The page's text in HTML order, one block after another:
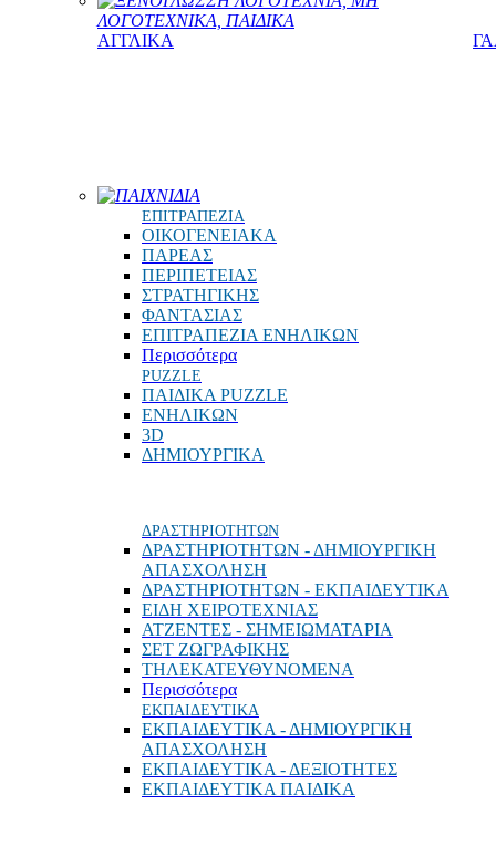
ΛΟΓΟΤΕΧΝΙΚΑ, ΠΑΙΔΙΚΑ
ΑΓΓΛΙΚΑ
ΠΑΙΧΝΙΔΙΑ
ΕΠΙΤΡΑΠΕΖΙΑ
ΟΙΚΟΓΕΝΕΙΑΚΑ
ΠΑΡΕΑΣ
ΠΕΡΙΠΕΤΕΙΑΣ
ΣΤΡΑΤΗΓΙΚΗΣ
ΦΑΝΤΑΣΙΑΣ
ΕΠΙΤΡΑΠΕΖΙΑ ΕΝΗΛΙΚΩΝ
Περισσότερα
PUZZLE
ΠΑΙΔΙΚΑ PUZZLE
ΕΝΗΛΙΚΩΝ
3D
ΔΗΜΙΟΥΡΓΙΚΑ
ΔΡΑΣΤΗΡΙΟΤΗΤΩΝ
ΔΡΑΣΤΗΡΙΟΤΗΤΩΝ - ΔΗΜΙΟΥΡΓΙΚΗ
ΑΠΑΣΧΟΛΗΣΗ
ΔΡΑΣΤΗΡΙΟΤΗΤΩΝ - ΕΚΠΑΙΔΕΥΤΙΚΑ
ΕΙΔΗ ΧΕΙΡΟΤΕΧΝΙΑΣ
ΑΤΖΕΝΤΕΣ - ΣΗΜΕΙΩΜΑΤΑΡΙΑ
ΣΕΤ ΖΩΓΡΑΦΙΚΗΣ
ΤΗΛΕΚΑΤΕΥΘΥΝΟΜΕΝΑ
Περισσότερα
ΕΚΠΑΙΔΕΥΤΙΚΑ
ΕΚΠΑΙΔΕΥΤΙΚΑ - ΔΗΜΙΟΥΡΓΙΚΗ
ΑΠΑΣΧΟΛΗΣΗ
ΕΚΠΑΙΔΕΥΤΙΚΑ - ΔΕΞΙΟΤΗΤΕΣ
ΕΚΠΑΙΔΕΥΤΙΚΑ ΠΑΙΔΙΚΑ